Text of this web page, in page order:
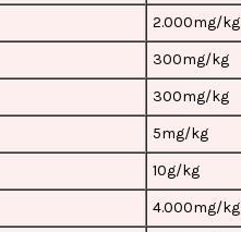
2.000mg/kg
300mg/kg
300mg/kg
5mg/kg
10g/kg
4.000mg/kg